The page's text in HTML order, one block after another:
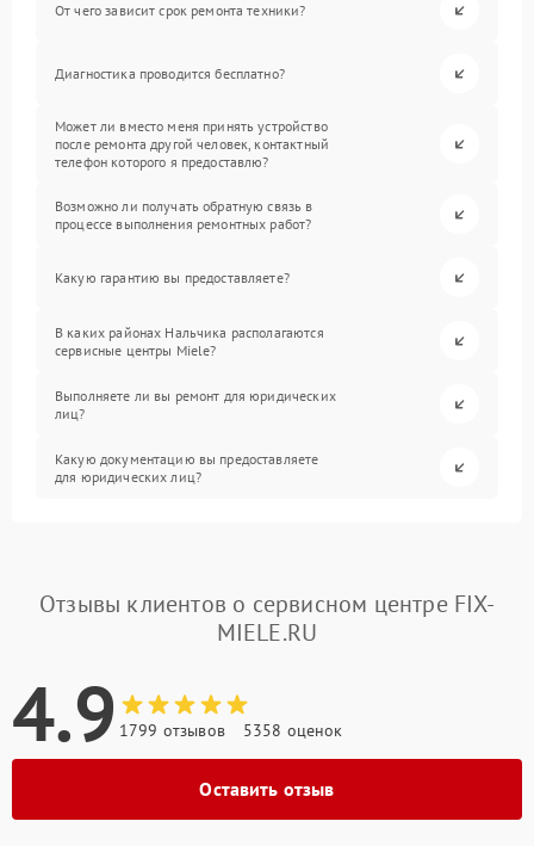
От чего зависит срок ремонта техники?
Диагностика проводится бесплатно?
Может ли вместо меня принять устройство
после ремонта другой человек, контактный
телефон которого я предоставлю?
Возможно ли получать обратную связь в
процессе выполнения ремонтных работ?
Какую гарантию вы предоставляете?
В каких районах Нальчика располагаются
сервисные центры Miele?
Выполняете ли вы ремонт для юридических
лиц?
Какую документацию вы предоставляете
для юридических лиц?
Отзывы клиентов о сервисном центре FIX-
MIELE.RU
4.9 1799 отзывов 5358 оценок
Оставить отзыв